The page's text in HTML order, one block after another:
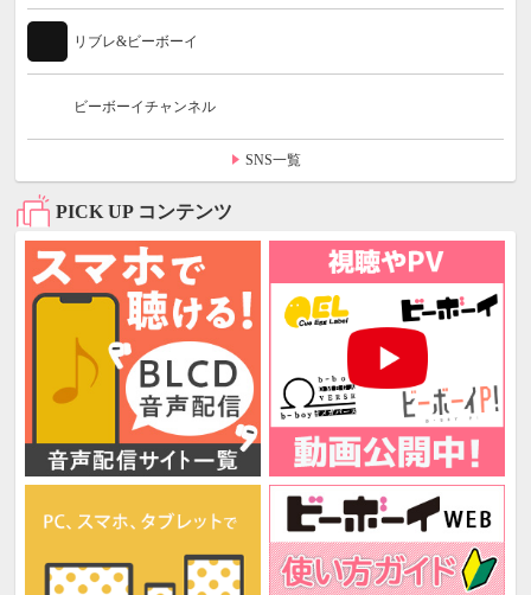
リブレ&ビーボーイ
ビーボーイチャンネル
SNS一覧
PICK UP コンテンツ